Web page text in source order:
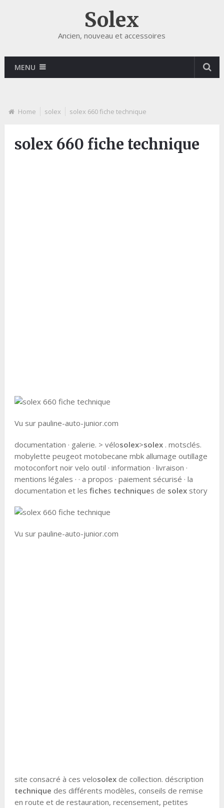
Solex
Ancien, nouveau et accessoires
MENU
Home solex solex 660 fiche technique
solex 660 fiche technique
Vu sur pauline-auto-junior.com
documentation · galerie. > vélosolex>solex. motsclés.
mobylette peugeot motobecane mbk allumage outillage
motoconfort noir velo outil · information · livraison ·
mentions légales · · a propos · paiement sécurisé · la
documentation et les fiches techniques de solexstory
Vu sur pauline-auto-junior.com
site consacré à ces velosolexde collection. déscription
technique des différents modèles, conseils de remise
en route et de restauration, recensement, petites